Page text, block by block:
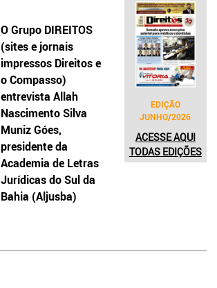
O Grupo DIREITOS
(sites e jornais
impressos Direitos e
o Compasso)
entrevista Allah
Nascimento Silva
Muniz Góes,
presidente da
Academia de Letras
Jurídicas do Sul da
Bahia (Aljusba)
EDIÇÃO
JUNHO/2026
ACESSE AQUI
TODAS EDIÇÕES